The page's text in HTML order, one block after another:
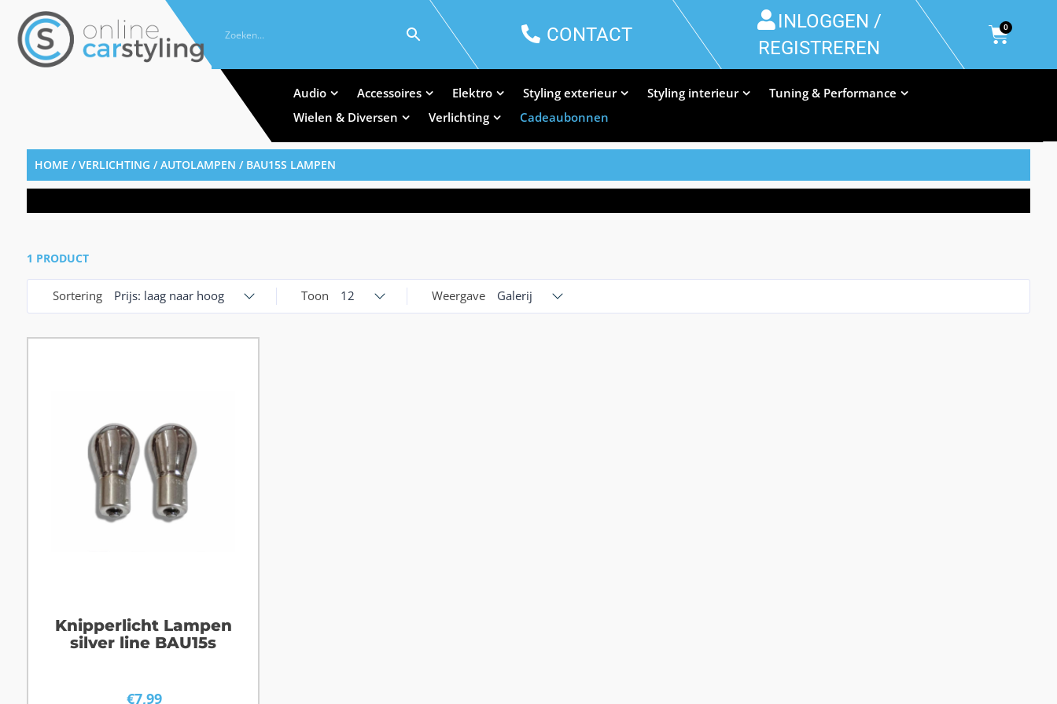
CONTACT
INLOGGEN /
REGISTREREN
0
Audio Accessoires Elektro Styling exterieur Styling interieur
Tuning & Performance
Wielen & Diversen
Verlichting Cadeaubonnen
HOME /VERLICHTING /AUTOLAMPEN / BAU15S LAMPEN
1 PRODUCT
Sortering Prijs: laag naar hoog Toon 12 Weergave Galerij
Knipperlicht Lampen
silver line BAU15s
€7,99